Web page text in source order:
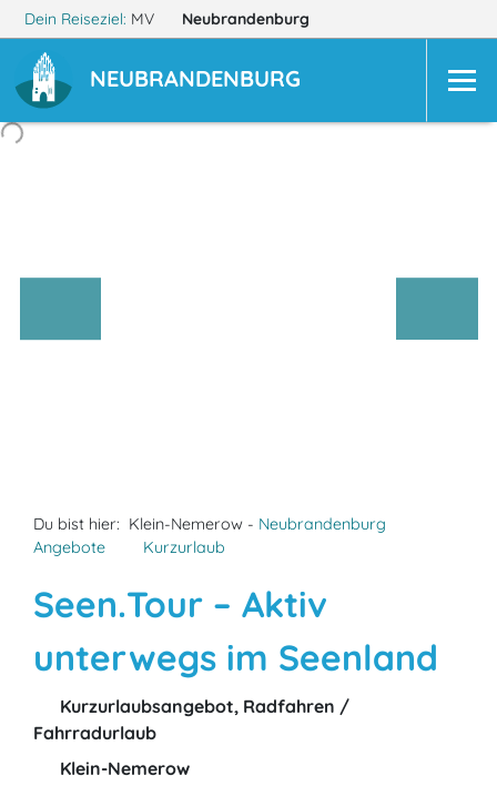
Dein Reiseziel: MV Neubrandenburg
NEUBRANDENBURG
Du bist hier: Klein-Nemerow - Neubrandenburg
Angebote
Kurzurlaub
Seen.Tour – Aktiv
unterwegs im Seenland
Kurzurlaubsangebot, Radfahren /
Fahrradurlaub
Klein-Nemerow